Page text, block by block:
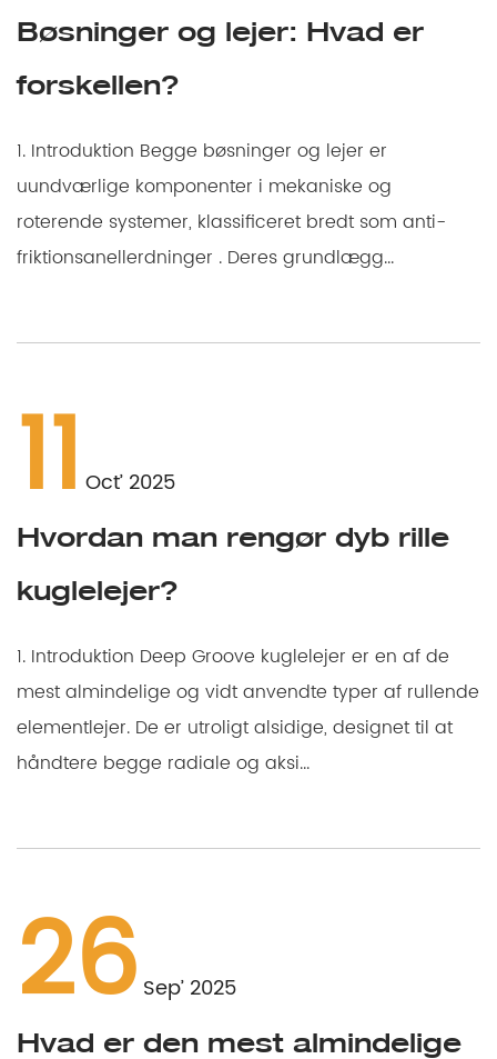
Bøsninger og lejer: Hvad er
forskellen?
1. Introduktion Begge bøsninger og lejer er
uundværlige komponenter i mekaniske og
roterende systemer, klassificeret bredt som anti-
friktionsanellerdninger . Deres grundlægg...
11 Oct’ 2025
Hvordan man rengør dyb rille
kuglelejer?
1. Introduktion Deep Groove kuglelejer er en af ​​de
mest almindelige og vidt anvendte typer af rullende
elementlejer. De er utroligt alsidige, designet til at
håndtere begge radiale og aksi...
26 Sep’ 2025
Hvad er den mest almindelige